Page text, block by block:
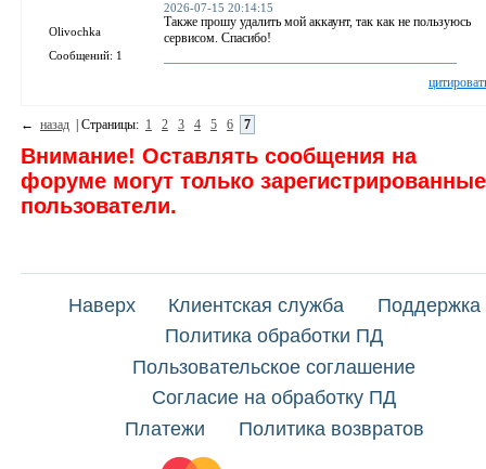
Olivochka
Сообщений: 1
2026-07-15 20:14:15
Также прошу удалить мой аккаунт, так как не пользуюсь
сервисом. Спасибо!
← назад | Страницы: 1 2 3 4 5 6 7
Внимание! Оставлять сообщения на
форуме могут только зарегистрированные
пользователи.
Наверх Клиентская служба
Поддержка
Политика обработки ПД
Пользовательское соглашение
Согласие на обработку ПД
Платежи
Политика возвратов